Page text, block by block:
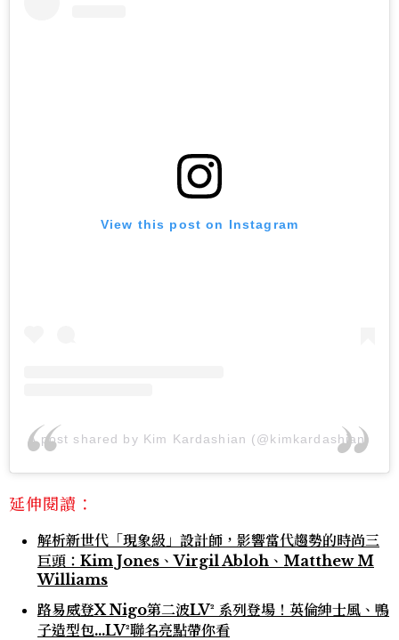
View this post on Instagram
A post shared by Kim Kardashian (@kimkardashian)
延伸閱讀：
解析新世代「現象級」設計師，影響當代趨勢的時尚三
巨頭：Kim Jones、Virgil Abloh、Matthew M
Williams
路易威登X Nigo第二波LV² 系列登場！英倫紳士風、鴨
子造型包…LV²聯名亮點帶你看